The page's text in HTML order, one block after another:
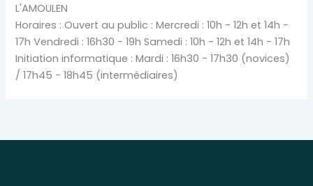
L'AMOULEN
Horaires : Ouvert au public : Mercredi : 10h - 12h et 14h -
17h Vendredi : 16h30 - 19h Samedi : 10h - 12h et 14h - 17h
Initiation informatique : Mardi : 16h30 - 17h30 (novices)
/ 17h45 - 18h45 (intermédiaires)